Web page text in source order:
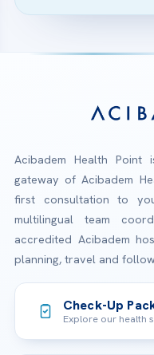
Acibadem Health Point
gateway of Acibadem
first consultation to
multilingual team
accredited Acibadem
planning, travel and
Check-Up
Explore our health